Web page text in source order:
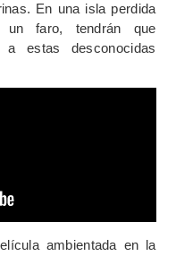
En una isla perdida
faro, tendrán que
a estas desconocidas
ambientada en la